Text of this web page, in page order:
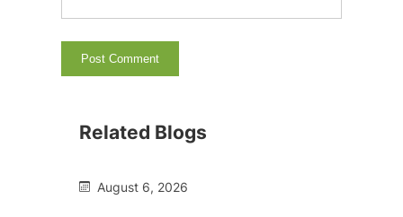
Related Blogs
August 6, 2026